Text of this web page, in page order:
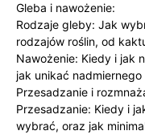
Gleba i nawożenie:
Rodzaje gleby: Jak
rodzajów roślin, od
Nawożenie: Kiedy i jak
jak unikać nadmiernego
Przesadzanie i
Przesadzanie: Kiedy i
wybrać, oraz jak